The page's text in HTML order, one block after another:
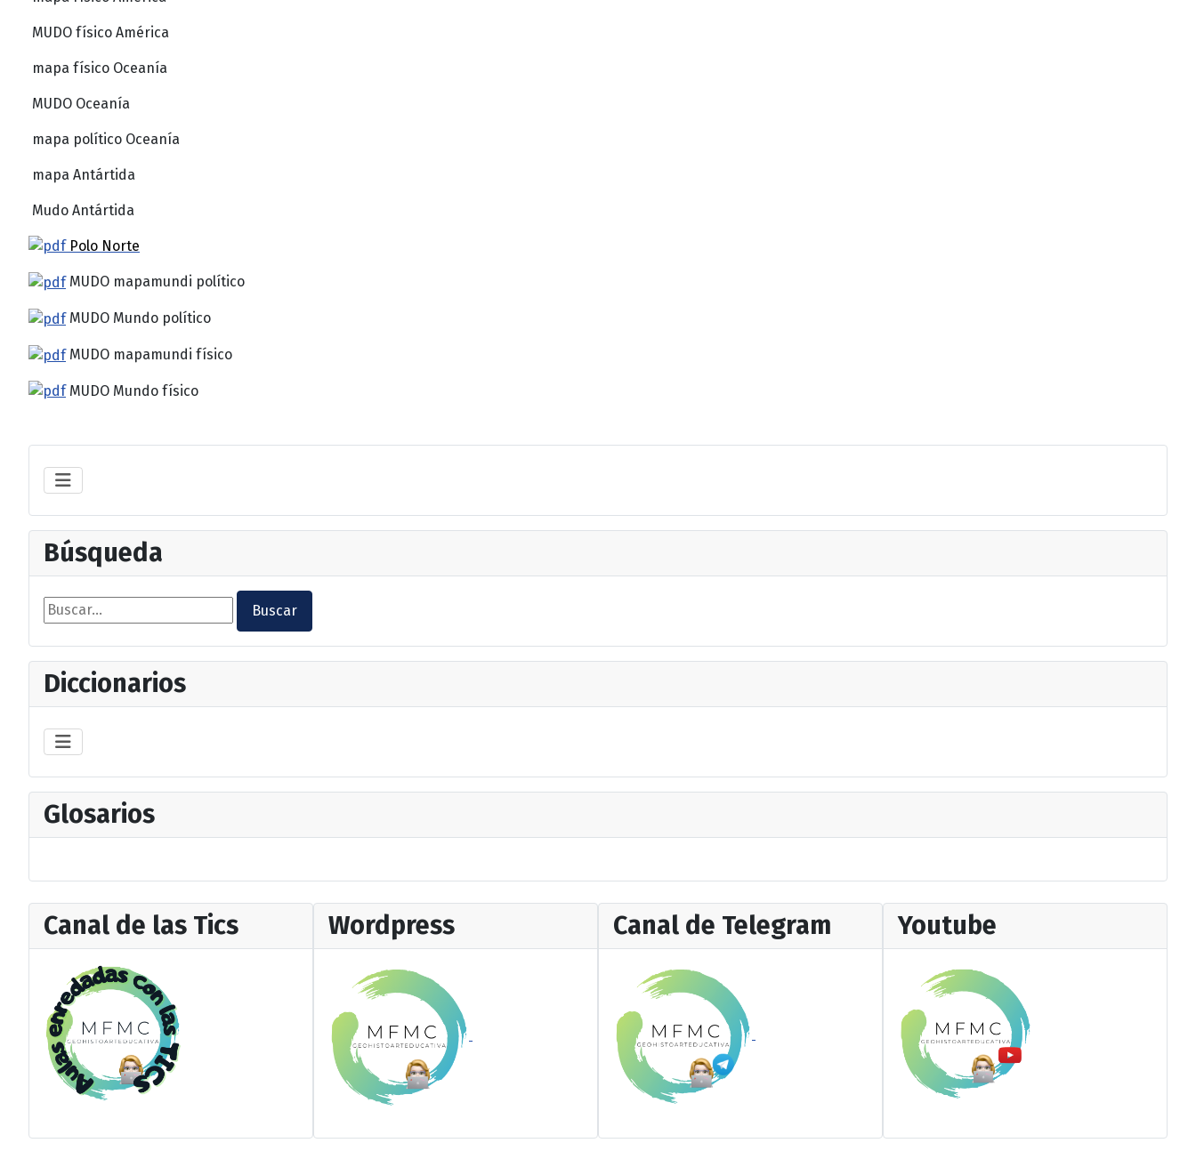
MUDO físico América
mapa físico Oceanía
MUDO Oceanía
mapa político Oceanía
mapa Antártida
Mudo Antártida
Polo Norte
MUDO mapamundi político
MUDO Mundo político
MUDO mapamundi físico
MUDO Mundo físico
Búsqueda
Buscar...
Buscar
Diccionarios
Glosarios
Canal de las Tics Wordpress Canal de Telegram Youtube